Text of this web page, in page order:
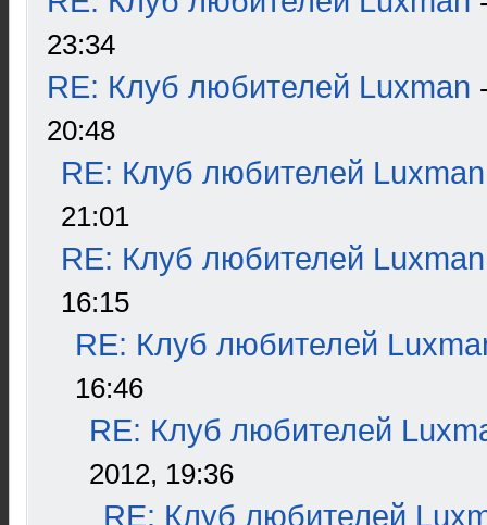
23:34
RE: Клуб любителей Luxman
20:48
RE: Клуб любителей Luxman
21:01
RE: Клуб любителей Luxman
16:15
RE: Клуб любителей
16:46
RE: Клуб любителей
2012, 19:36
RE: Клуб любителей